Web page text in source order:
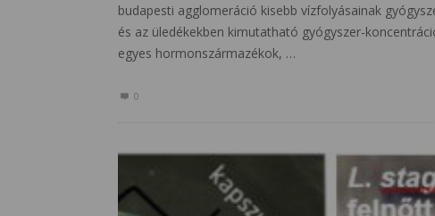
budapesti agglomeráció kisebb vízfolyásainak
és az üledékekben kimutatható gyógyszer-
egyes hormonszármazékok, …
0